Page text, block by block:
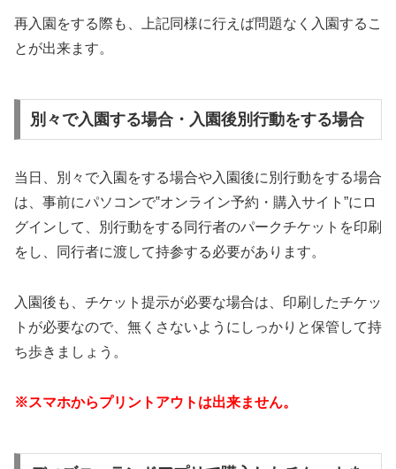
再入園をする際も、上記同様に行えば問題なく入園するこ
とが出来ます。
別々で入園する場合・入園後別行動をする場合
当日、別々で入園をする場合や入園後に別行動をする場合
は、事前にパソコンで‟オンライン予約・購入サイト”にロ
グインして、別行動をする同行者のパークチケットを印刷
をし、同行者に渡して持参する必要があります。
入園後も、チケット提示が必要な場合は、印刷したチケッ
トが必要なので、無くさないようにしっかりと保管して持
ち歩きましょう。
※スマホからプリントアウトは出来ません。